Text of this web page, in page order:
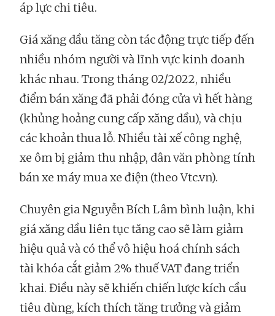
áp lực chi tiêu.
Giá xăng dầu tăng còn tác động trực tiếp đến
nhiều nhóm người và lĩnh vực kinh doanh
khác nhau. Trong tháng 02/2022, nhiều
điểm bán xăng đã phải đóng cửa vì hết hàng
(khủng hoảng cung cấp xăng dầu), và chịu
các khoản thua lỗ. Nhiều tài xế công nghệ,
xe ôm bị giảm thu nhập, dân văn phòng tính
bán xe máy mua xe điện (theo Vtc.vn).
Chuyên gia Nguyễn Bích Lâm bình luận, khi
giá xăng dầu liên tục tăng cao sẽ làm giảm
hiệu quả và có thể vô hiệu hoá chính sách
tài khóa cắt giảm 2% thuế VAT đang triển
khai. Điều này sẽ khiến chiến lược kích cầu
tiêu dùng, kích thích tăng trưởng và giảm